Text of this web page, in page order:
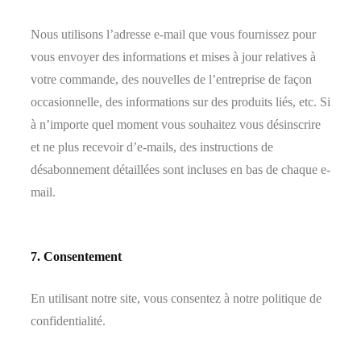
Nous utilisons l’adresse e-mail que vous fournissez pour
vous envoyer des informations et mises à jour relatives à
votre commande, des nouvelles de l’entreprise de façon
occasionnelle, des informations sur des produits liés, etc. Si
à n’importe quel moment vous souhaitez vous désinscrire
et ne plus recevoir d’e-mails, des instructions de
désabonnement détaillées sont incluses en bas de chaque e-
mail.
7. Consentement
En utilisant notre site, vous consentez à notre politique de
confidentialité.